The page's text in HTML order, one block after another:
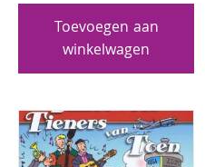
Toevoegen aan
winkelwagen